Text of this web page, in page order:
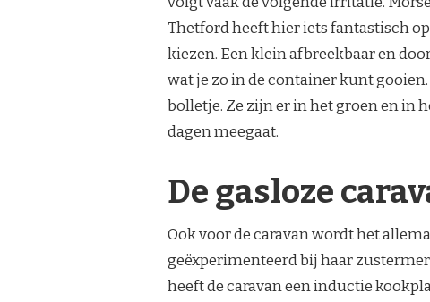
Thetford heeft hier iets fantastisch
kiezen. Een klein afbreekbaar en
wat je zo in de container kunt
bolletje. Ze zijn er in het groen en in
dagen meegaat.
De gasloze
Ook voor de caravan wordt het
geëxperimenteerd bij haar
heeft de caravan een inductie